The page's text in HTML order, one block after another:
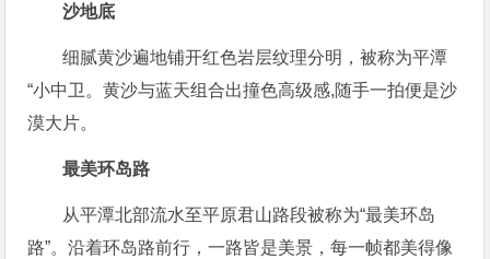
沙地底
细腻黄沙遍地铺开红色岩层纹理分明，被称为平潭
“小中卫。黄沙与蓝天组合出撞色高级感,随手一拍便是沙
漠大片。
最美环岛路
从平潭北部流水至平原君山路段被称为“最美环岛
路”。沿着环岛路前行，一路皆是美景，每一帧都美得像